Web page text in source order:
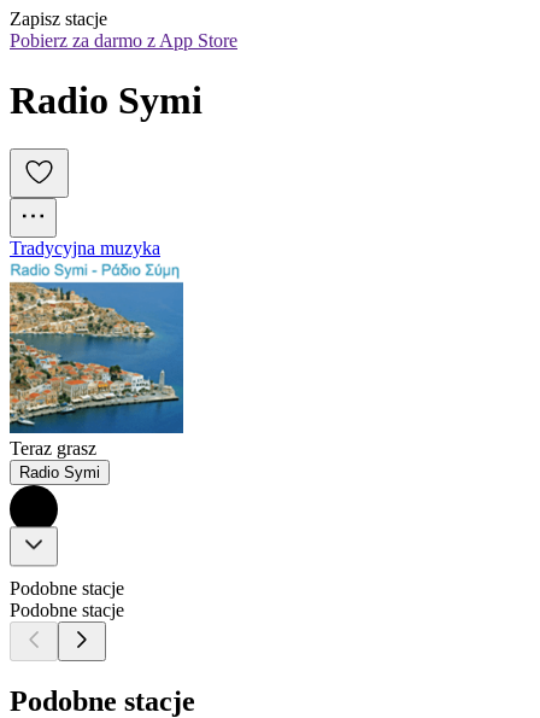
Zapisz stacje
Pobierz za darmo z App Store
Radio Symi
Tradycyjna muzyka
Teraz grasz
Radio Symi
Podobne stacje
Podobne stacje
Podobne stacje